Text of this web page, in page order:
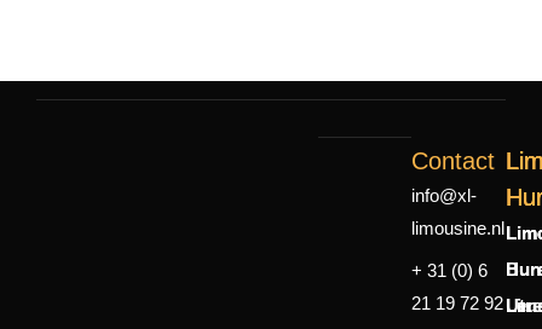
Contact
info@xl-
limousine.nl
+ 31 (0) 6
21 19 72 92